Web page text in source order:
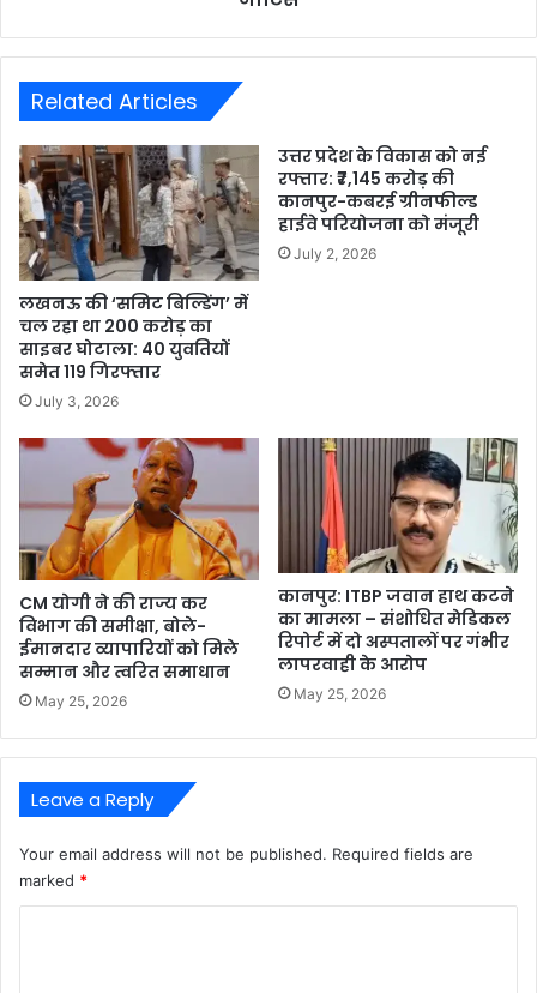
Related Articles
लखनऊ की ‘समिट बिल्डिंग’ में
चल रहा था 200 करोड़ का
साइबर घोटाला: 40 युवतियों
समेत 119 गिरफ्तार
July 3, 2026
उत्तर प्रदेश के विकास को नई
रफ्तार: ₹7,145 करोड़ की
कानपुर-कबरई ग्रीनफील्ड
हाईवे परियोजना को मंजूरी
July 2, 2026
CM योगी ने की राज्य कर
विभाग की समीक्षा, बोले-
ईमानदार व्यापारियों को मिले
सम्मान और त्वरित समाधान
May 25, 2026
कानपुर: ITBP जवान हाथ कटने
का मामला – संशोधित मेडिकल
रिपोर्ट में दो अस्पतालों पर गंभीर
लापरवाही के आरोप
May 25, 2026
Leave a Reply
Your email address will not be published. Required fields are
marked *